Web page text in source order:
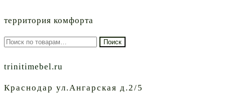
территория комфорта
Искать: Поиск
trinitimebel.ru
Краснодар ул.Ангарская д.2/5